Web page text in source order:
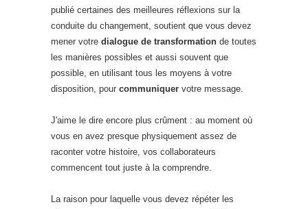
publié certaines des meilleures réflexions sur la
conduite du changement, soutient que vous devez
mener votre dialogue de transformation de toutes
les manières possibles et aussi souvent que
possible, en utilisant tous les moyens à votre
disposition, pour communiquer votre message.
J'aime le dire encore plus crûment : au moment où
vous en avez presque physiquement assez de
raconter votre histoire, vos collaborateurs
commencent tout juste à la comprendre.
La raison pour laquelle vous devez répéter les